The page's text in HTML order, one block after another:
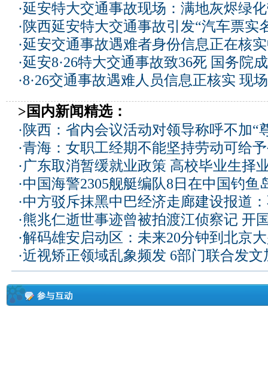
·延安特大交通事故现场：满地灰烬绿
· 陕西延安特大交通事故引发“汽车票实
·延安交通事故遇难者身份信息正在核
·延安8·26特大交通事故致36死 国务院
·8·26交通事故遇难人员信息正核实 现
>国内新闻精选：
· 陕西：省内会议活动对领导称呼不加“
·青海：女职工经期不能坚持劳动可给
·广东取消暂缓就业政策 高校毕业生择
·中国海警2305舰艇编队8日在中国钓鱼
·中方驳斥抹黑中巴经济走廊建设报道
·熊兆仁逝世事迹曾被拍渡江侦察记 开
·解码雄安启动区：未来20分钟到北京
·近视矫正领域乱象频发 6部门联合发文